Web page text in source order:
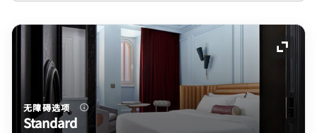
展开
无障碍选项
Standard